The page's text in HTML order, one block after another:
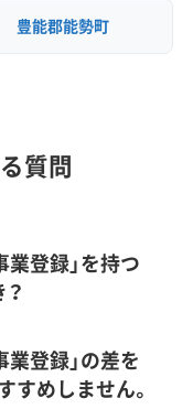
豊能郡能勢町
質問
業登録」を持つ
業登録」の差を
すめしません。